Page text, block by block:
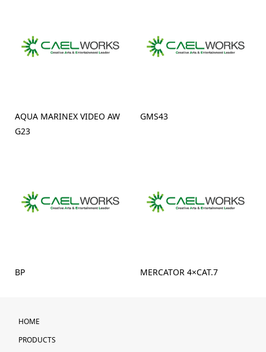
AQUA MARINEX VIDEO AW
G23
GMS43
BP MERCATOR 4×CAT.7
HOME
PRODUCTS